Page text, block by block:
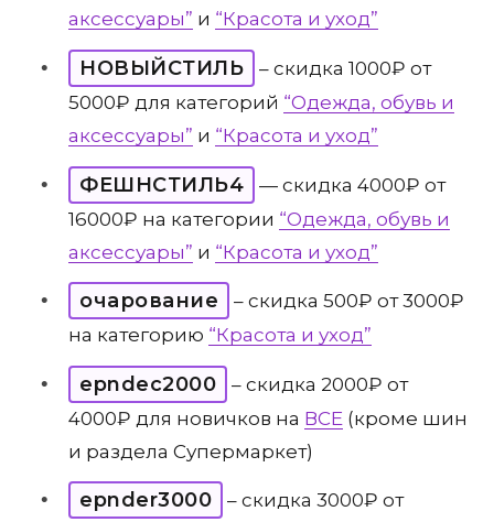
аксессуары” и “Красота и уход”
НОВЫЙСТИЛЬ
– скидка 1000₽ от
5000₽ для категорий “Одежда, обувь и
аксессуары” и “Красота и уход”
ФЕШНСТИЛЬ4
— скидка 4000₽ от
16000₽ на категории “Одежда, обувь и
аксессуары” и “Красота и уход”
очарование
– скидка 500₽ от 3000₽
на категорию “Красота и уход”
epndec2000
– скидка 2000₽ от
4000₽ для новичков на ВСЕ (кроме шин
и раздела Супермаркет)
epnder3000
– скидка 3000₽ от